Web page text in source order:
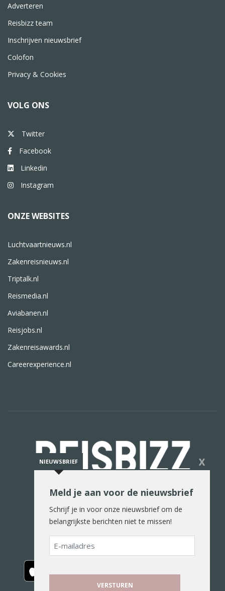
Adverteren
Reisbizz team
Inschrijven nieuwsbrief
Colofon
Privacy & Cookies
VOLG ONS
Twitter
Facebook
Linkedin
Instagram
ONZE WEBSITES
Luchtvaartnieuws.nl
Zakenreisnieuws.nl
Triptalk.nl
Reismedia.nl
Aviabanen.nl
Reisjobs.nl
Zakenreisawards.nl
Careerexperience.nl
De reiswereld in woord en beeld
NIEUWSBRIEF X
Meld je aan voor de nieuwsbrief
Schrijf je in voor onze nieuwsbrief om de
belangrijkste berichten niet te missen!
E-
mailadres